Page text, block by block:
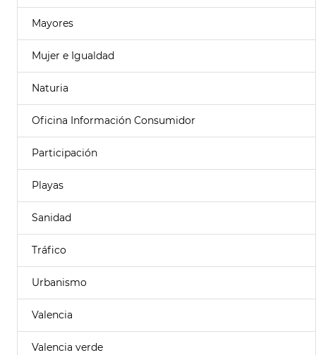
Mayores
Mujer e Igualdad
Naturia
Oficina Información Consumidor
Participación
Playas
Sanidad
Tráfico
Urbanismo
Valencia
Valencia verde